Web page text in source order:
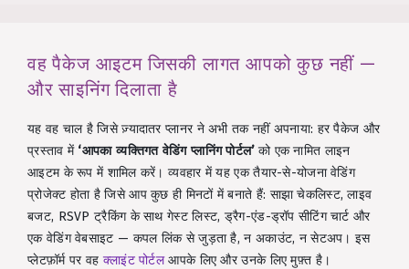
वह पैकेज आइटम जिसकी लागत आपको कुछ नहीं —
और साइनिंग दिलाता है
यह वह चाल है जिसे ज़्यादातर प्लानर ने अभी तक नहीं अपनाया: हर पैकेज और
प्रस्ताव में ‘आपका व्यक्तिगत वेडिंग प्लानिंग पोर्टल’को एक नामित लाइन
आइटम के रूप में शामिल करें। व्यवहार में यह एक तैयार-से-योजना वेडिंग
प्रोजेक्ट होता है जिसे आप कुछ ही मिनटों में बनाते हैं: साझा चेकलिस्ट, लाइव
बजट, RSVP ट्रैकिंग के साथ गेस्ट लिस्ट, ड्रैग-एंड-ड्रॉप सीटिंग चार्ट और
एक वेडिंग वेबसाइट — कपल लिंक से जुड़ता है, न अकाउंट, न सेटअप। इस
प्लेटफ़ॉर्म पर वह क्लाइंट पोर्टलआपके लिए और उनके लिए मुफ़्त है।